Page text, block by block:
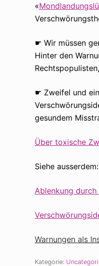
«
☛ Wir müssen
Hinter den
☛ Zweifel und
gesundem
Über toxische
Siehe ausserdem:
Ablenkung
Warnungen als
Kategorie: